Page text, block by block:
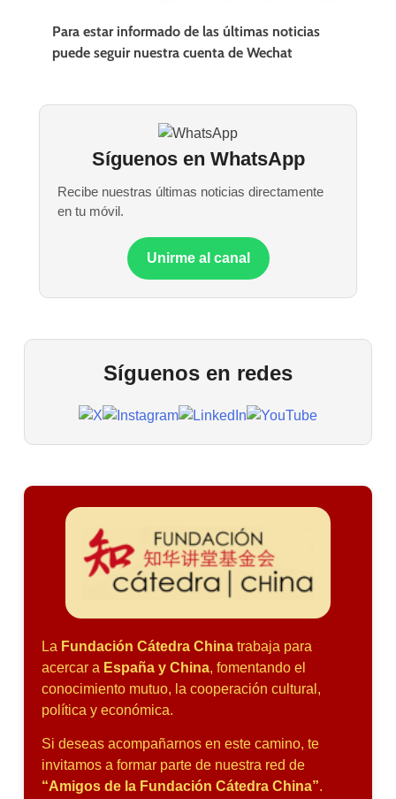
Para estar informado de las últimas noticias
puede seguir nuestra cuenta de Wechat
Síguenos en WhatsApp
Recibe nuestras últimas noticias directamente
en tu móvil.
Unirme al canal
Síguenos en redes
La Fundación Cátedra China trabaja para
acercar a España y China, fomentando el
conocimiento mutuo, la cooperación cultural,
política y económica.
Si deseas acompañarnos en este camino, te
invitamos a formar parte de nuestra red de
“Amigos de la Fundación Cátedra China”.